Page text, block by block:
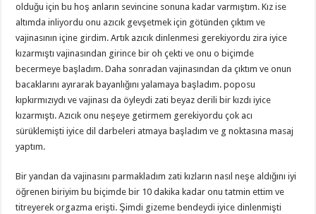
olduğu için bu hoş anların sevincine sonuna kadar varmıştım. Kız ise
altımda inliyordu onu azıcık gevşetmek için götünden çıktım ve
vajinasının içine girdim. Artık azıcık dinlenmesi gerekiyordu zira iyice
kızarmıştı vajinasından girince bir oh çekti ve onu o biçimde
becermeye başladım. Daha sonradan vajinasından da çıktım ve onun
bacaklarını ayırarak bayanlığını yalamaya başladım. poposu
kıpkırmızıydı ve vajinası da öyleydi zati beyaz derili bir kızdı iyice
kızarmıştı. Azıcık onu neşeye getirmem gerekiyordu çok acı
sürüklemişti iyice dil darbeleri atmaya başladım ve g noktasına masaj
yaptım.
Bir yandan da vajinasını parmakladım zati kızların nasıl neşe aldığını iyi
öğrenen biriyim bu biçimde bir 10 dakika kadar onu tatmin ettim ve
titreyerek orgazma erişti. Şimdi gizeme bendeydi iyice dinlenmişti